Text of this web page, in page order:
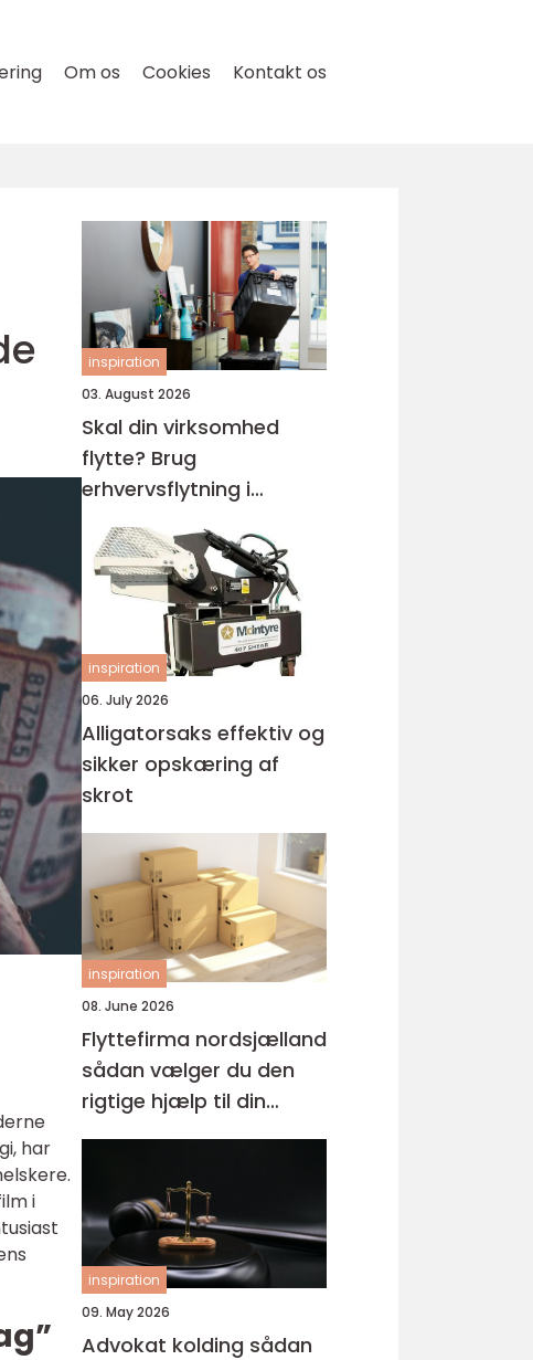
Om os Cookies Kontakt os
har
i
inspiration
03. August 2026
Skal din virksomhed
flytte? Brug
erhvervsflytning i
Holstebro
inspiration
06. July 2026
Alligatorsaks effektiv og
sikker opskæring af
skrot
inspiration
08. June 2026
Flyttefirma nordsjælland
sådan vælger du den
rigtige hjælp til din
flytning
inspiration
09. May 2026
Advokat kolding sådan